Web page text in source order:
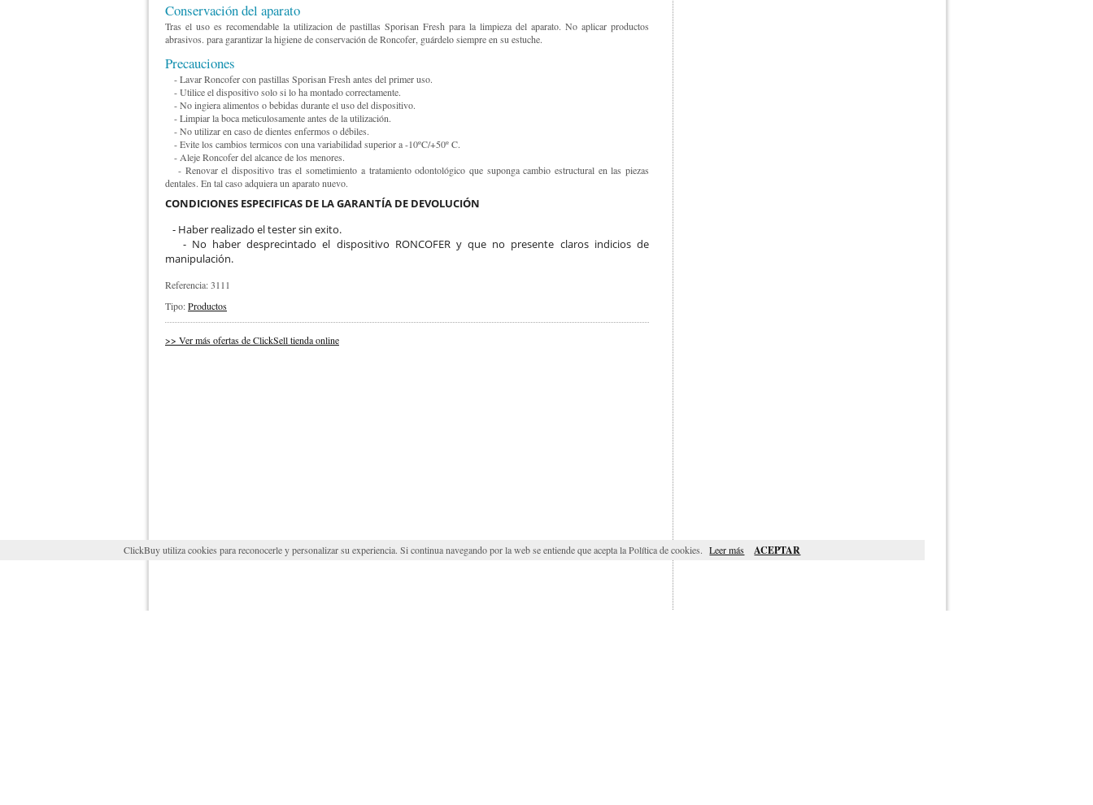
Conservación del aparato
Tras el uso es recomendable la utilizacion de pastillas Sporisan Fresh para la limpieza del aparato. No aplicar productos
abrasivos. para garantizar la higiene de conservación de Roncofer, guárdelo siempre en su estuche.
Precauciones
- Lavar Roncofer con pastillas Sporisan Fresh antes del primer uso.
- Utilice el dispositivo solo si lo ha montado correctamente.
- No ingiera alimentos o bebidas durante el uso del dispositivo.
- Limpiar la boca meticulosamente antes de la utilización.
- No utilizar en caso de dientes enfermos o débiles.
- Evite los cambios termicos con una variabilidad superior a -10ºC/+50º C.
- Aleje Roncofer del alcance de los menores.
- Renovar el dispositivo tras el sometimiento a tratamiento odontológico que suponga cambio estructural en las piezas
dentales. En tal caso adquiera un aparato nuevo.
CONDICIONES ESPECIFICAS DE LA GARANTÍA DE DEVOLUCIÓN
- Haber realizado el tester sin exito.
- No haber desprecintado el dispositivo RONCOFER y que no presente claros indicios de
manipulación.
Referencia: 3111
Tipo:Productos
>> Ver más ofertas de ClickSell tienda online
ClickBuy utiliza cookies para reconocerle y personalizar su experiencia. Si continua navegando por la web se entiende que acepta la Política de cookies. Leer más ACEPTAR